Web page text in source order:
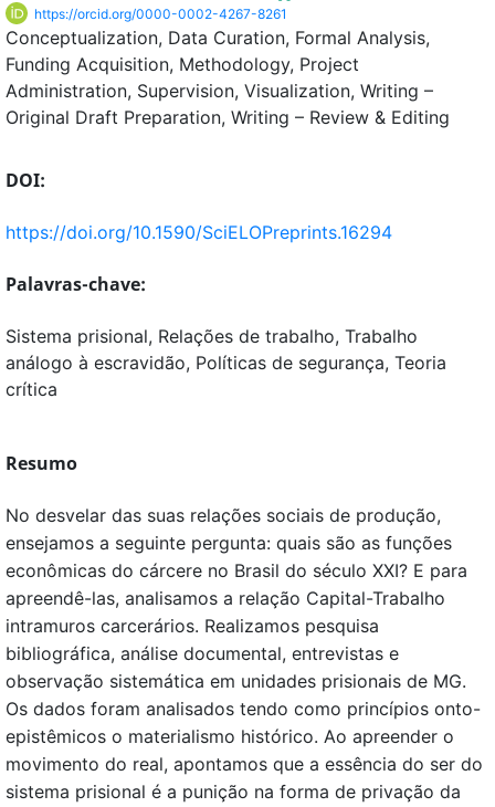
https://orcid.org/0000-0002-4267-8261
Conceptualization Data Curation Formal Analysis
Funding Acquisition Methodology Project
Administration Supervision Visualization Writing –
Original Draft Preparation Writing – Review & Editing
DOI:
https://doi.org/10.1590/SciELOPreprints.16294
Palavras-chave:
Sistema prisional, Relações de trabalho, Trabalho
análogo à escravidão, Políticas de segurança, Teoria
crítica
Resumo
No desvelar das suas relações sociais de produção,
ensejamos a seguinte pergunta: quais são as funções
econômicas do cárcere no Brasil do século XXI? E para
apreendê-las, analisamos a relação Capital-Trabalho
intramuros carcerários. Realizamos pesquisa
bibliográfica, análise documental, entrevistas e
observação sistemática em unidades prisionais de MG.
Os dados foram analisados tendo como princípios onto-
epistêmicos o materialismo histórico. Ao apreender o
movimento do real, apontamos que a essência do ser do
sistema prisional é a punição na forma de privação da